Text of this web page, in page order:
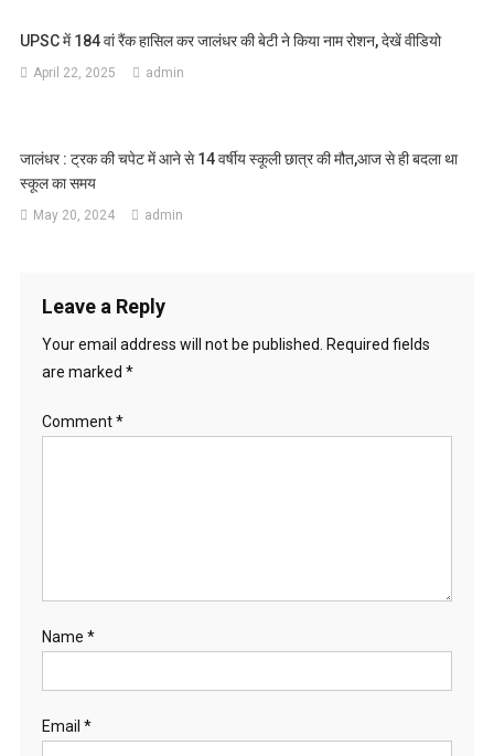
UPSC में 184 वां रैंक हासिल कर जालंधर की बेटी ने किया नाम रोशन, देखें वीडियो
April 22, 2025 admin
जालंधर : ट्रक की चपेट में आने से 14 वर्षीय स्कूली छात्र की मौत,आज से ही बदला था
स्कूल का समय
May 20, 2024 admin
Leave a Reply
Your email address will not be published.
Required fields
are marked *
Comment*
Name *
Email *